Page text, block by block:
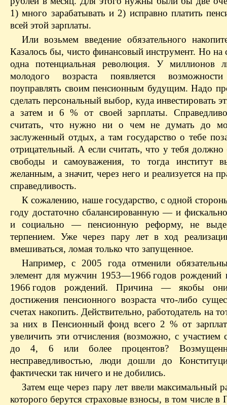
1) много зарабатывать и 2) исправно платить
всей этой зарплаты.
Или возьмем введение обязательного
Казалось бы, чисто финансовый инструмент. Но
одна потенциальная революция. У миллионов
молодого возраста появляется
поуправлять своим пенсионным будущим. Надо
сделать персональный выбор, куда инвестировать
а затем и 6 % от своей зарплаты.
считать, что нужно ни о чем не думать до
заслуженный отдых, а там государство о тебе
отрицательный. А если считать, что у тебя
свободы и самоуважения, то тогда институт
желанным, а значит, через него и реализуется на
справедливость.
К сожалению, наше государство, с одной
году достаточно сбалансированную — и
и социально — пенсионную реформу, не
терпением. Уже через пару лет в ход
вмешиваться, ломая только что запущенное.
Например, с 2005 года отменили
элемент для мужчин 1953—1966 годов
1966 годов рождений. Причина — якобы
достижения пенсионного возраста что-либо
счетах накопить. Действительно, работодатель на
за них в Пенсионный фонд всего 2 % от
увеличить эти отчисления (возможно, с участием
до 4, 6 или более процентов?
несправедливостью, люди дошли до
фактически так ничего и не добились.
Затем еще через пару лет ввели максимальный
которого берутся страховые взносы, в том числе